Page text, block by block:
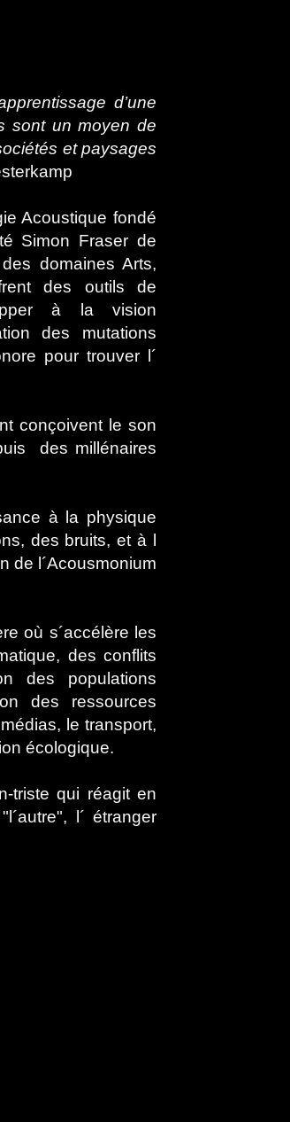
d’une
sont un moyen de
et paysages
Acoustique fondé
Simon Fraser de
domaines Arts,
des outils de
à la vision
des mutations
pour trouver l´
conçoivent le son
des millénaires
à la physique
des bruits, et à l
de l´Acousmonium
où s´accélère les
des conflits
des populations
des ressources
le transport,
écologique.
triste qui réagit en
l´ étranger